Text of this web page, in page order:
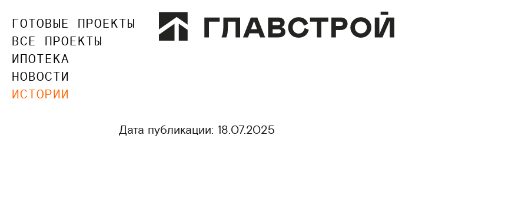
ГОТОВЫЕ ПРОЕКТЫ
ВСЕ ПРОЕКТЫ
ИПОТЕКА
НОВОСТИ
ИСТОРИИ
Дата публикации: 18.07.2025